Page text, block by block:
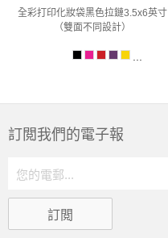
全彩打印化妝袋黑色拉鏈3.5x6英寸
（雙面不同設計）
訂閲我們的電子報